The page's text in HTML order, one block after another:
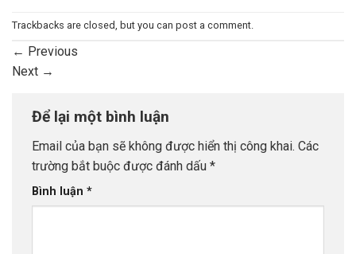
Trackbacks are closed, but you can post a comment.
← Previous
Next →
Để lại một bình luận
Email của bạn sẽ không được hiển thị công khai. Các
trường bắt buộc được đánh dấu *
Bình luận *